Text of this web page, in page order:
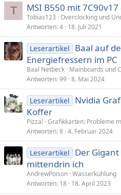
T MSI B550 mit
Tobias123 Overclocking und
Antworten 4 18. Juli 2021
Leserartikel
Baal auf
Energiefressern im PC
Baal Netbeck Mainboards und
Antworten 99 8. Mai 2024
Leserartikel
Nvidia
Koffer
Pizza! Grafikkarten: Probleme
Antworten 8 4. Februar 2024
Leserartikel
Der
mittendrin ich
AndrewPoison Wasserkühlung
Antworten 18 18. April 2023